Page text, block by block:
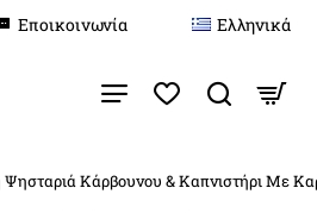
Εποικοινωνία Ελληνικά
Κάρβουνου & Καπνιστήρι Με